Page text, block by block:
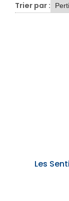
Trier par :
Les